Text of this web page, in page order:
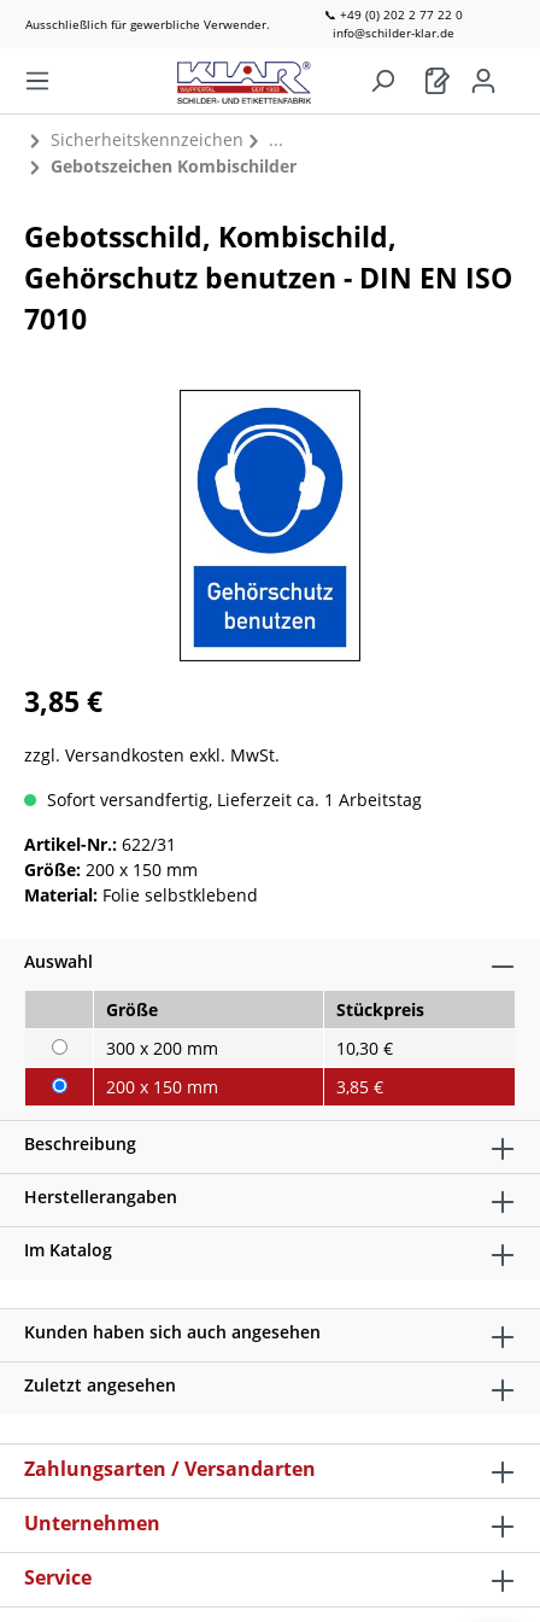
Ausschließlich für gewerbliche Verwender.
📞 +49 (0) 202 2 77 22 0
info@schilder-klar.de
Sicherheitskennzeichen
Gebotszeichen Kombischilder
Gebotsschild, Kombischild,
Gehörschutz benutzen - DIN EN ISO
7010
3,85 €
zzgl. Versandkosten exkl. MwSt.
Sofort versandfertig, Lieferzeit ca. 1 Arbeitstag
Artikel-Nr.: 622/31
Größe: 200 x 150 mm
Material: Folie selbstklebend
Auswahl
Größe
Stückpreis
300 x 200 mm
10,30 €
200 x 150 mm
3,85 €
Beschreibung
Herstellerangaben
Im Katalog
Kunden haben sich auch angesehen
Zuletzt angesehen
Zahlungsarten / Versandarten
Unternehmen
Service